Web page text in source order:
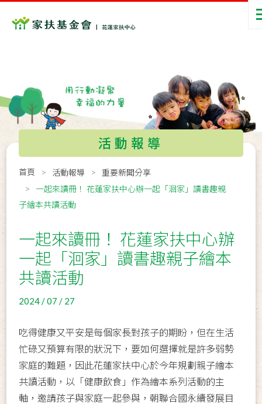
活動報導
首頁 活動報導
重要新聞分享
一起來讀冊！ 花蓮家扶中心辦一起「洄家」讀書趣親
子繪本共讀活動
一起來讀冊！ 花蓮家扶中心辦
一起「洄家」讀書趣親子繪本
共讀活動
2024 / 07 / 27
吃得健康又平安是每個家長對孩子的期盼，但在生活
忙碌又預算有限的狀況下，要如何選擇就是許多弱勢
家庭的難題，因此花蓮家扶中心於今年規劃親子繪本
共讀活動，以「健康飲食」作為繪本系列活動的主
軸，邀請孩子與家庭一起參與，朝聯合國永續發展目